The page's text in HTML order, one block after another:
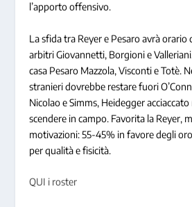
l’apporto offensivo.
La sfida tra Reyer e Pesaro avrà orario
arbitri Giovannetti, Borgioni e
casa Pesaro Mazzola, Visconti e Totè.
stranieri dovrebbe restare fuori
Nicolao e Simms, Heidegger
scendere in campo. Favorita la Reyer,
motivazioni: 55-45% in favore degli
per qualità e fisicità.
QUI i roster